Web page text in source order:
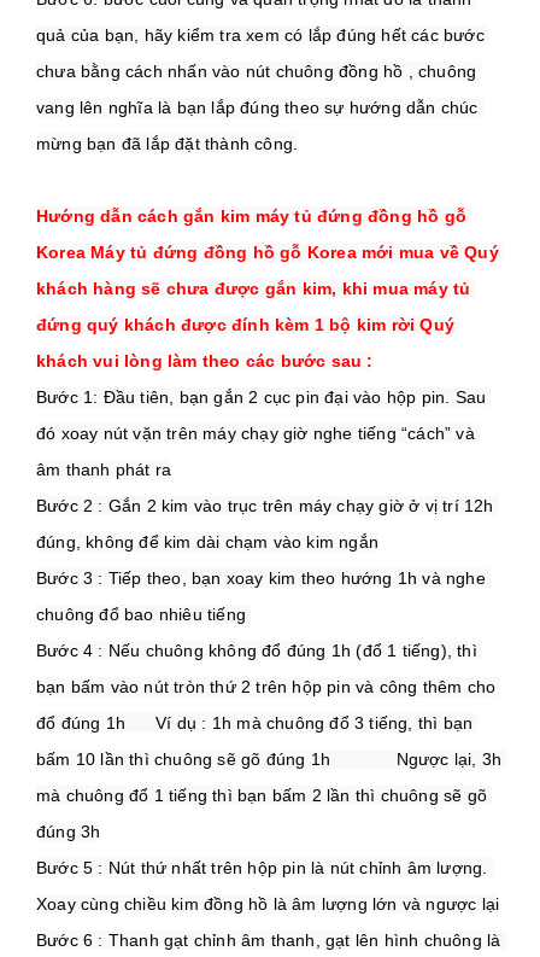
quả của bạn, hãy kiểm tra xem có lắp đúng hết các bước
chưa bằng cách nhấn vào nút chuông đồng hồ , chuông
vang lên nghĩa là bạn lắp đúng theo sự hướng dẫn chúc
mừng bạn đã lắp đặt thành công.
Hướng dẫn cách gắn kim máy tủ đứng đồng hồ gỗ
Korea Máy tủ đứng đồng hồ gỗ Korea mới mua về Quý
khách hàng sẽ chưa được gắn kim, khi mua máy tủ
đứng quý khách được đính kèm 1 bộ kim rời Quý
khách vui lòng làm theo các bước sau :
Bước 1: Đầu tiên, bạn gắn 2 cục pin đại vào hộp pin. Sau
đó xoay nút vặn trên máy chạy giờ nghe tiếng “cách” và
âm thanh phát ra
Bước 2 : Gắn 2 kim vào trục trên máy chạy giờ ở vị trí 12h
đúng, không để kim dài chạm vào kim ngắn
Bước 3 : Tiếp theo, bạn xoay kim theo hướng 1h và nghe
chuông đổ bao nhiêu tiếng
Bước 4 : Nếu chuông không đổ đúng 1h (đổ 1 tiếng), thì
bạn bấm vào nút tròn thứ 2 trên hộp pin và công thêm cho
đổ đúng 1h
     Ví dụ : 1h mà chuông đổ 3 tiếng, thì bạn
bấm 10 lần thì chuông sẽ gõ đúng 1h
            Ngược lại, 3h
mà chuông đổ 1 tiếng thì bạn bấm 2 lần thì chuông sẽ gõ
đúng 3h
Bước 5 : Nút thứ nhất trên hộp pin là nút chỉnh âm lượng.
Xoay cùng chiều kim đồng hồ là âm lượng lớn và ngược lại
Bước 6 : Thanh gạt chỉnh âm thanh, gạt lên hình chuông là